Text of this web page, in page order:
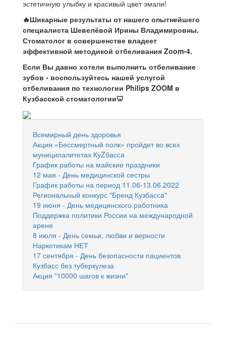
эстетичную улыбку и красивый цвет эмали!
🔥Шикарные результаты от нашего опытнейшего
специалиста Шевелёвой Ирины Владимировны.
Стоматолог в совершенстве владеет
эффективной методикой отбеливания Zoom-4.
Если Вы давно хотели выполнить отбеливание
зубов - воспользуйтесь нашей услугой
отбеливания по технологии Philips ZOOM в
Кузбасской стоматологии🦷
Всемирный день здоровья
Акция «Бессмертный полк» пройдет во всех
муниципалитетах КуZбасса
График работы на майские праздники
12 мая - День медицинской сестры
График работы на период 11.06-13.06.2022
Региональный конкурс "Бренд Кузбасса"
19 июня - День медицинского работника
Поддержка политики России на международной
арене
8 июля - День семьи, любви и верности
Наркотикам НЕТ
17 сентября - День безопасности пациентов
Кузбасс без туберкулеза
Акция "10000 шагов к жизни"